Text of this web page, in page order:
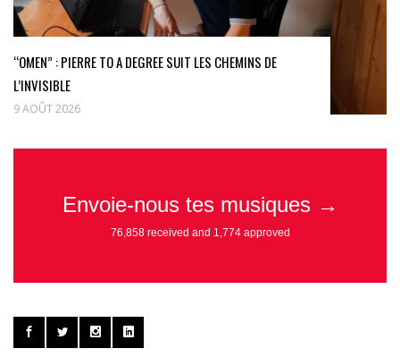
“OMEN” : PIERRE TO A DEGREE SUIT LES CHEMINS DE
L’INVISIBLE
9 AOÛT 2026